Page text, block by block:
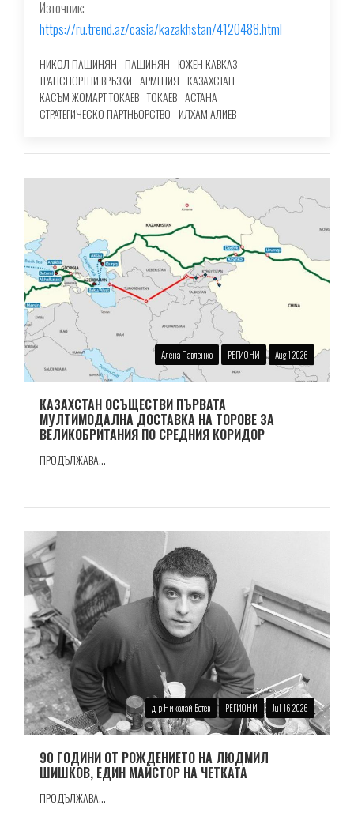
Източник:
https://ru.trend.az/casia/kazakhstan/4120488.html
НИКОЛ ПАШИНЯН ПАШИНЯН ЮЖЕН КАВКАЗ
ТРАНСПОРТНИ ВРЪЗКИ АРМЕНИЯ КАЗАХСТАН
КАСЪМ ЖОМАРТ ТОКАЕВ ТОКАЕВ АСТАНА
СТРАТЕГИЧЕСКО ПАРТНЬОРСТВО ИЛХАМ АЛИЕВ
Алена Павленко РЕГИОНИ Aug 1 2026
КАЗАХСТАН ОСЪЩЕСТВИ ПЪРВАТА
МУЛТИМОДАЛНА ДОСТАВКА НА ТОРОВЕ ЗА
ВЕЛИКОБРИТАНИЯ ПО СРЕДНИЯ КОРИДОР
ПРОДЪЛЖАВА...
д-р Николай Ботев РЕГИОНИ Jul 16 2026
90 ГОДИНИ ОТ РОЖДЕНИЕТО НА ЛЮДМИЛ
ШИШКОВ, ЕДИН МАЙСТОР НА ЧЕТКАТА
ПРОДЪЛЖАВА...